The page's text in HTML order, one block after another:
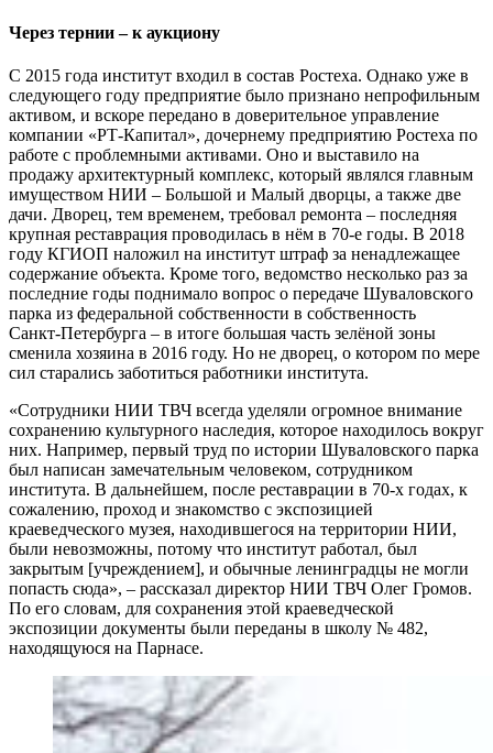
Через тернии – к аукциону
С 2015 года институт входил в состав Ростеха. Однако уже в
следующего году предприятие было признано непрофильным
активом, и вскоре передано в доверительное управление
компании «РТ-Капитал», дочернему предприятию Ростеха по
работе с проблемными активами. Оно и выставило на
продажу архитектурный комплекс, который являлся главным
имуществом НИИ – Большой и Малый дворцы, а также две
дачи. Дворец, тем временем, требовал ремонта – последняя
крупная реставрация проводилась в нём в 70-е годы. В 2018
году КГИОП наложил на институт штраф за ненадлежащее
содержание объекта. Кроме того, ведомство несколько раз за
последние годы поднимало вопрос о передаче Шуваловского
парка из федеральной собственности в собственность
Санкт‑Петербурга – в итоге большая часть зелёной зоны
сменила хозяина в 2016 году. Но не дворец, о котором по мере
сил старались заботиться работники института.
«Сотрудники НИИ ТВЧ всегда уделяли огромное внимание
сохранению культурного наследия, которое находилось вокруг
них. Например, первый труд по истории Шуваловского парка
был написан замечательным человеком, сотрудником
института. В дальнейшем, после реставрации в 70-х годах, к
сожалению, проход и знакомство с экспозицией
краеведческого музея, находившегося на территории НИИ,
были невозможны, потому что институт работал, был
закрытым [учреждением], и обычные ленинградцы не могли
попасть сюда», – рассказал директор НИИ ТВЧ Олег Громов.
По его словам, для сохранения этой краеведческой
экспозиции документы были переданы в школу № 482,
находящуюся на Парнасе.